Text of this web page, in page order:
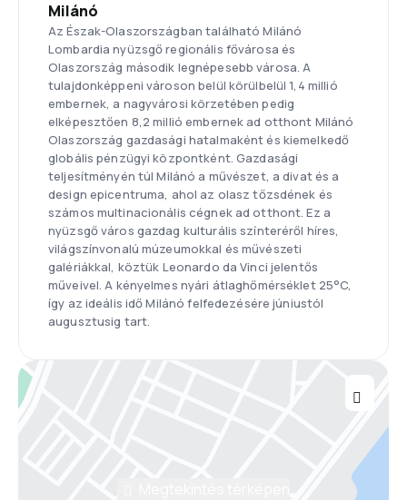
Milánó
Az Észak-Olaszországban található Milánó
Lombardia nyüzsgő regionális fővárosa és
Olaszország második legnépesebb városa. A
tulajdonképpeni városon belül körülbelül 1,4 millió
embernek, a nagyvárosi körzetében pedig
elképesztően 8,2 millió embernek ad otthont Milánó
Olaszország gazdasági hatalmaként és kiemelkedő
globális pénzügyi központként. Gazdasági
teljesítményén túl Milánó a művészet, a divat és a
design epicentruma, ahol az olasz tőzsdének és
számos multinacionális cégnek ad otthont. Ez a
nyüzsgő város gazdag kulturális színteréről híres,
világszínvonalú múzeumokkal és művészeti
galériákkal, köztük Leonardo da Vinci jelentős
műveivel. A kényelmes nyári átlaghőmérséklet 25°C,
így az ideális idő Milánó felfedezésére júniustól
augusztusig tart.